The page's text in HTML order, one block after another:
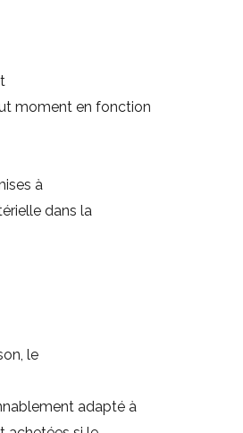
moment en fonction
à
dans la
le
adapté à